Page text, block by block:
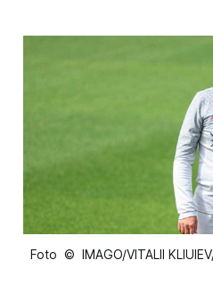
Foto © IMAGO/VITALII